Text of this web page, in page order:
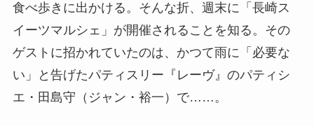
食べ歩きに出かける。そんな折、週末に「長崎ス
イーツマルシェ」が開催されることを知る。その
ゲストに招かれていたのは、かつて雨に「必要な
い」と告げたパティスリー『レーヴ』のパティシ
エ・田島守（ジャン・裕一）で……。